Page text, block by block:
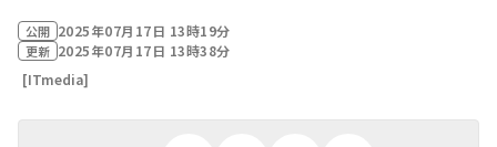
公開 2025年07月17日 13時19分
更新 2025年07月17日 13時38分
[ITmedia]